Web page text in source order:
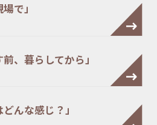
で」
、暮らしてから」
んな感じ？」